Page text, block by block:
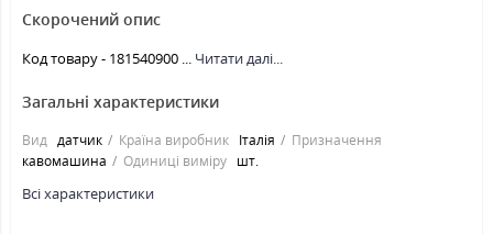
Скорочений опис
Код товару - 181540900 ... Читати далі...
Загальні характеристики
Вид датчик Країна виробник Італія
Призначення
кавомашина
Одиниці виміру шт.
Всі характеристики